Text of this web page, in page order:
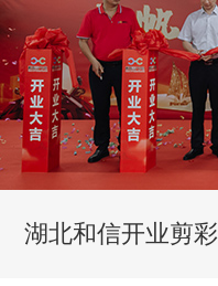
湖北和信开业剪彩